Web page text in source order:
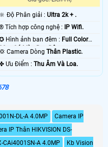
🔆 Độ Phân giải :Ultra 2k + .
®️ Tích hợp công nghệ : IP Wifi.
✪ Hình ảnh ban đêm : Full Color
30m Có Màu Ban Ðêm.
💢 Camera DòngThân Plastic.
️✤ Ưu Điểm :Thu Âm Và Loa.
78
DL-A 4.0MP
Camera IP
IP Thân HIKVISION DS-
CAi4001SN-A 4.0MP
Kb Vision